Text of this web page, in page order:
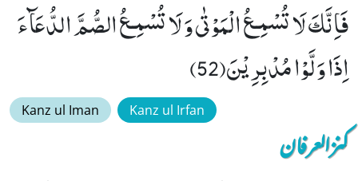
فَاِنَّكَ لَا تُسْمِـعُ الْمَوْتٰى وَ لَا تُسْمِـعُ الصُّمَّ الدُّعَآءَ
اِذَا وَلَّوْا مُدْبِرِیْنَ(52)
Kanz ul Iman Kanz ul Irfan
کنزالعرفان